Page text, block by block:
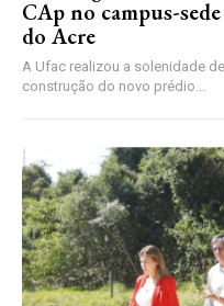
CAp no campus-
do Acre
A Ufac realizou a solenidade
construção do novo prédio...